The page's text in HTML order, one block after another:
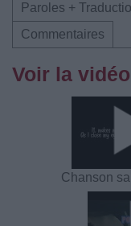
Paroles +
Commentaires
Voir la
Chanson